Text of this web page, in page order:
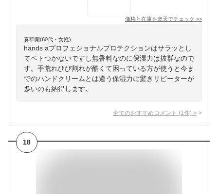
価格と在庫を楽天でチェック >>
奏華蘭(60代・女性)
hands aプロフェショナルプロテクションはサラッとし
てベトつかないですし無香料なのに保湿力は抜群なので
す。手荒れひび割れが酷くて困っている方が使うと今ま
でのハンドクリームとは違う保湿力に驚きリピーターが
多いのも納得します。
全てのおすすめコメント (1 件) >
18